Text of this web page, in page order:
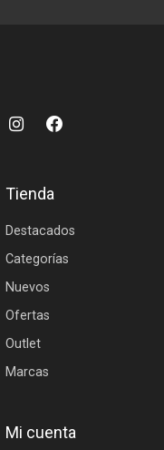
Tienda
Destacados
Categorías
Nuevos
Ofertas
Outlet
Marcas
Mi cuenta